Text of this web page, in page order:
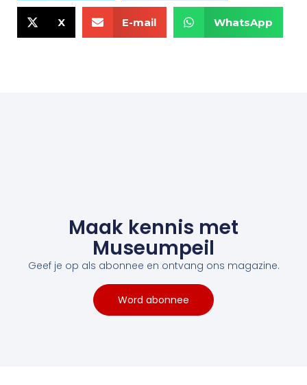
X E-mail WhatsApp
Maak kennis met
Museumpeil
Geef je op als abonnee en ontvang ons magazine.
Word abonnee